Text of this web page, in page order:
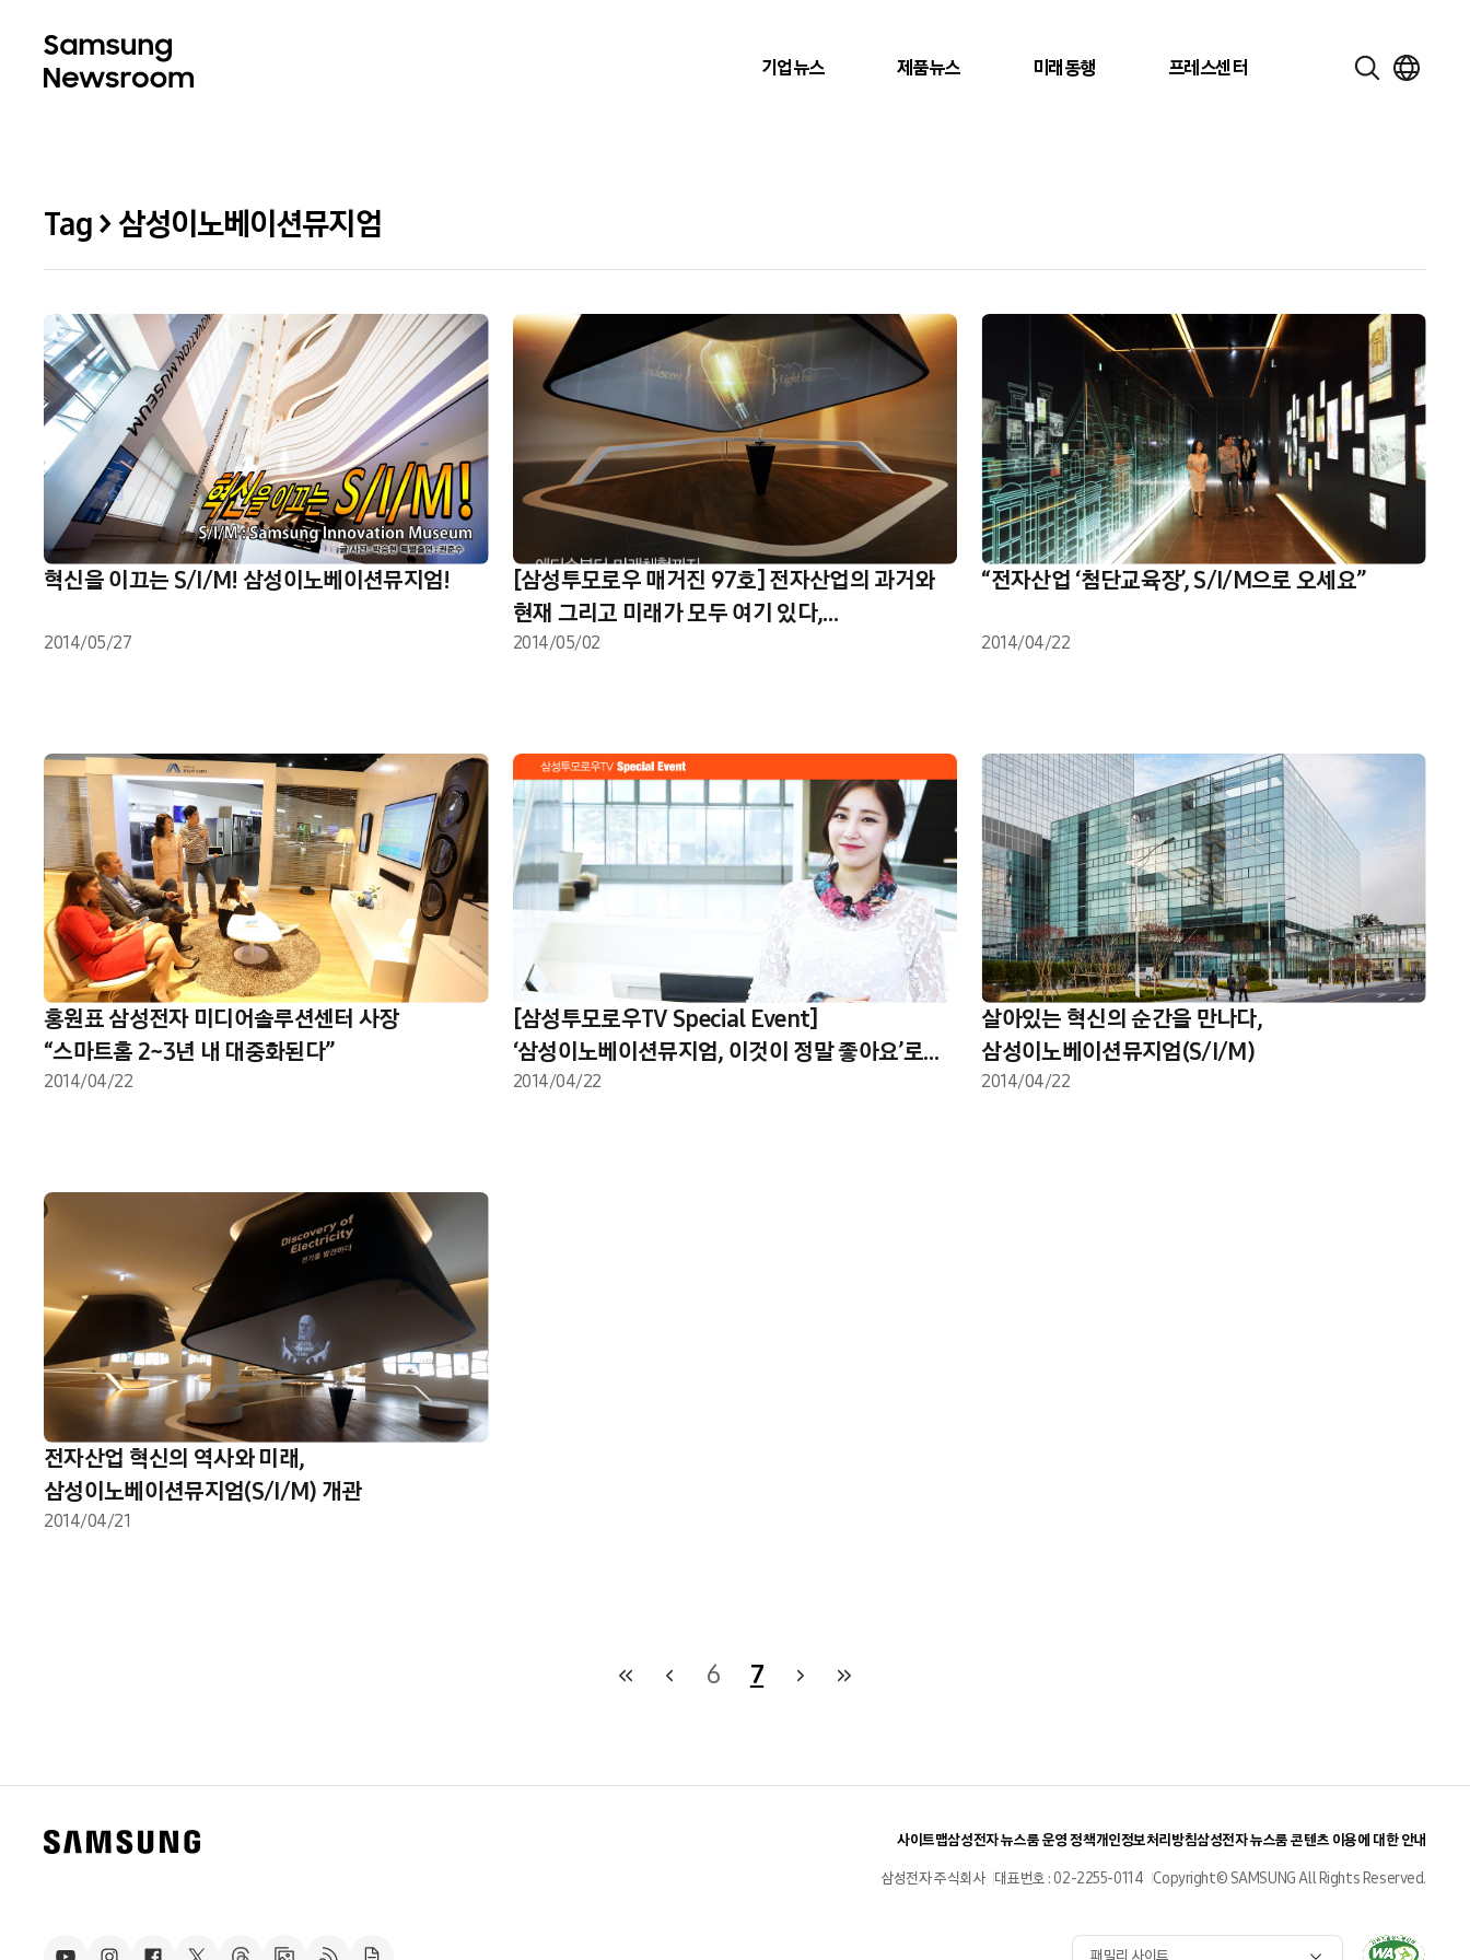
기업뉴스 제품뉴스 미래동행 프레스센터
Tag > 삼성이노베이션뮤지엄
혁신을 이끄는 S/I/M! 삼성이노베이션뮤지엄!
2014/05/27
[삼성투모로우 매거진 97호] 전자산업의 과거와
현재 그리고 미래가 모두 여기 있다,
삼성이노베이션뮤지엄 (S/I/M)
2014/05/02
“전자산업 ‘첨단교육장’, S/I/M으로 오세요”
2014/04/22
홍원표 삼성전자 미디어솔루션센터 사장
“스마트홈 2~3년 내 대중화된다”
2014/04/22
[삼성투모로우TV Special Event]
‘삼성이노베이션뮤지엄, 이것이 정말 좋아요’로
사연을 남겨주세요.
2014/04/22
살아있는 혁신의 순간을 만나다,
삼성이노베이션뮤지엄(S/I/M)
2014/04/22
전자산업 혁신의 역사와 미래,
삼성이노베이션뮤지엄(S/I/M) 개관
2014/04/21
6 7
사이트맵삼성전자 뉴스룸 운영 정책개인정보처리방침삼성전자 뉴스룸 콘텐츠 이용에 대한 안내
삼성전자 주식회사 대표번호 : 02-2255-0114 Copyright© SAMSUNG All Rights Reserved.